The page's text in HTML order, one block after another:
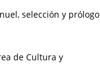
selección y prólogo
de Cultura y